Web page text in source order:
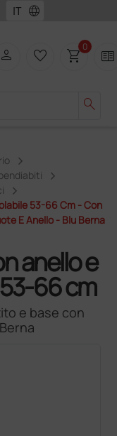
language
search
person favorite_border shopping_cart0 two_pager
53-66 Cm - Con
E Anello - Blu Berna
anello e
66 cm
e base con